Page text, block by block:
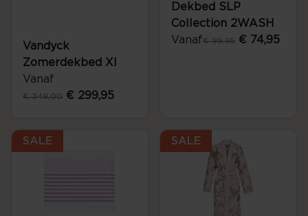
Vandyck
Zomerdekbed Xl
Vanaf
€ 349,00 € 299,95
Dekbed SLP
Collection 2WASH
Vanaf€ 99,95 € 74,95
SALE SALE